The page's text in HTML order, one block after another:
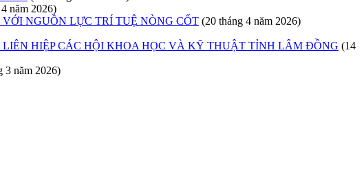
năm 2026)
NGUỒN LỰC TRÍ TUỆ NÒNG CỐT (20 tháng 4 năm 2026)
HIỆP CÁC HỘI KHOA HỌC VÀ KỸ THUẬT TỈNH LÂM ĐỒNG (14
3 năm 2026)